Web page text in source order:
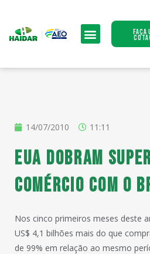
Faça
14/07/2010 11:11
EUA dobram
comércio com o
Nos cinco primeiros meses deste
US$ 4,1 bilhões mais do que
de 99% em relação ao mesmo